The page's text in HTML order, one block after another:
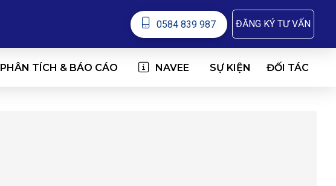
0584 839 987 ĐĂNG KÝ TƯ VẤN
PHÂN TÍCH & BÁO CÁO NAVEE SỰ KIỆN ĐỐI TÁC